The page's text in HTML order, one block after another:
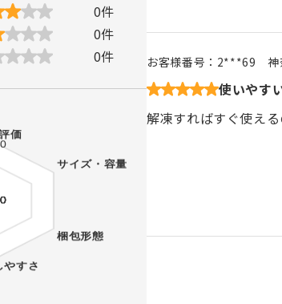
0件
0件
0件 お客様番号： 2***69
使いやす
解凍すればすぐ使える